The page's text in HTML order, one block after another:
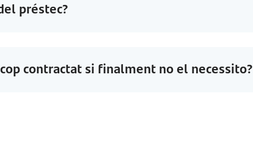
préstec?
contractat si finalment no el necessito?